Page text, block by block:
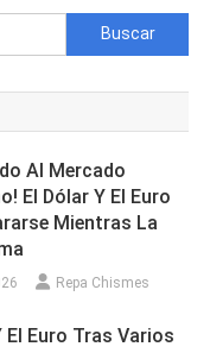
Buscar:
Al Mercado
El Dólar Y El Euro
Mientras La
Repa Chismes
El Euro Tras Varios